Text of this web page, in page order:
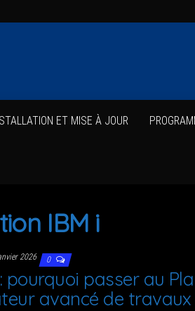
ET MISE À JOUR
IBM i
2026 0
: pour­quoi pas­ser au
avan­cé de travaux